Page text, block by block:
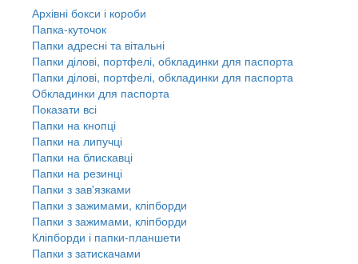
Архівні бокси і короби
Папка-куточок
Папки адресні та вітальні
Папки ділові, портфелі, обкладинки для паспорта
Папки ділові, портфелі, обкладинки для паспорта
Обкладинки для паспорта
Показати всі
Папки на кнопці
Папки на липучці
Папки на блискавці
Папки на резинці
Папки з зав'язками
Папки з зажимами, кліпборди
Папки з зажимами, кліпборди
Кліпборди і папки-планшети
Папки з затискачами